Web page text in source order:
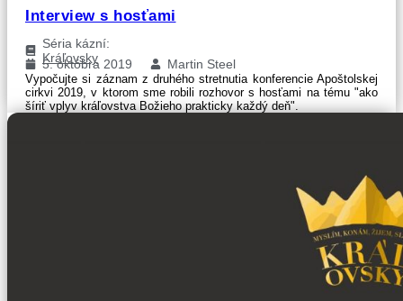
Interview s hosťami
Séria kázní:
Kráľovsky
5. októbra 2019 Martin Steel
Vypočujte si záznam z druhého stretnutia konferencie Apoštolskej
cirkvi 2019, v ktorom sme robili rozhovor s hosťami na tému "ako
šíriť vplyv kráľovstva Božieho prakticky každý deň".